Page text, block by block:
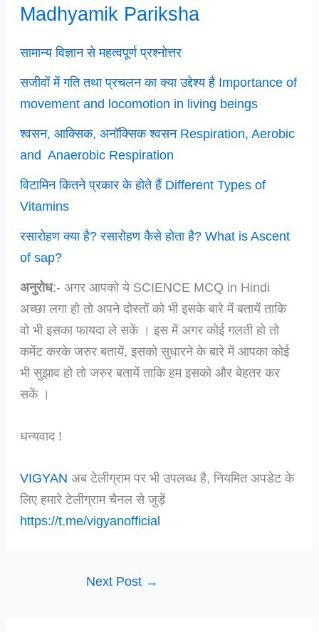
Madhyamik Pariksha
सामान्य विज्ञान से महत्वपूर्ण प्रश्नोत्तर
सजीवों में गति तथा प्रचलन का क्या उद्देश्य है Importance of
movement and locomotion in living beings
श्वसन, आक्सिक, अनॉक्सिक श्वसन Respiration, Aerobic
and Anaerobic Respiration
विटामिन कितने प्रकार के होते हैं Different Types of
Vitamins
रसारोहण क्या है? रसारोहण कैसे होता है? What is Ascent
of sap?
अनुरोध:- अगर आपको ये SCIENCE MCQ in Hindi
अच्छा लगा हो तो अपने दोस्तों को भी इसके बारे में बतायें ताकि
वो भी इसका फायदा ले सकें । इस में अगर कोई गलती हो तो
कमेंट करके जरुर बतायें, इसको सुधारने के बारे में आपका कोई
भी सुझाव हो तो जरुर बतायें ताकि हम इसको और बेहतर कर
सकें ।
धन्यवाद !
VIGYAN अब टेलीग्राम पर भी उपलब्ध है, नियमित अपडेट के
लिए हमारे टेलीग्राम चैनल से जुड़ें
https://t.me/vigyanofficial
Next Post →